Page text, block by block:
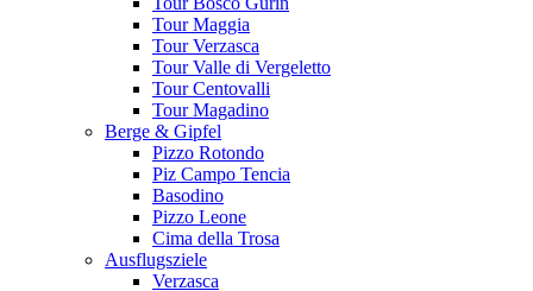
Tour Maggia
Tour Verzasca
Tour Valle di Vergeletto
Tour Centovalli
Tour Magadino
Berge & Gipfel
Pizzo Rotondo
Piz Campo Tencia
Basodino
Pizzo Leone
Cima della Trosa
Ausflugsziele
Verzasca